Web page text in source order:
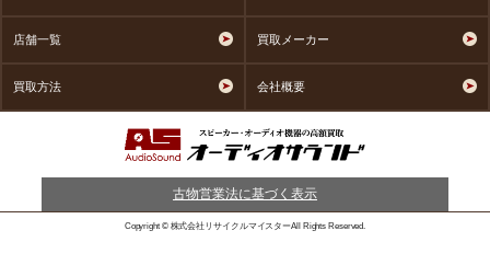
店舗一覧 買取メーカー
買取方法 会社概要
古物営業法に基づく表示
Copyright © 株式会社リサイクルマイスターAll Rights Reserved.